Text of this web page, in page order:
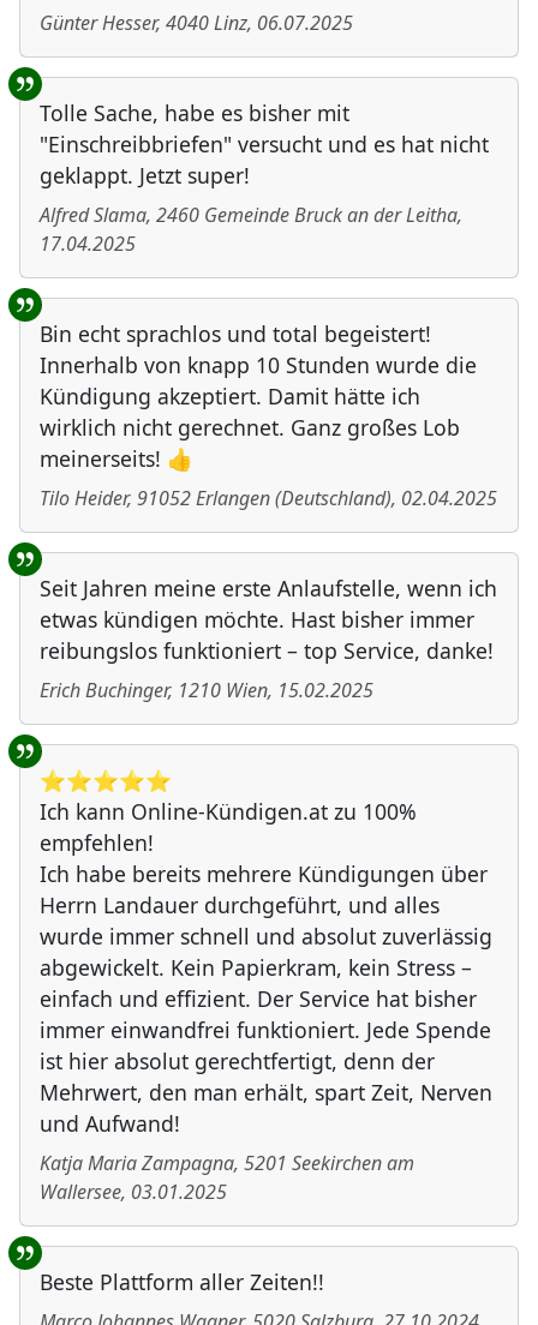
Günter Hesser, 4040Linz, 06.07.2025
Tolle Sache, habe es bisher mit
"Einschreibbriefen" versucht und es hat nicht
geklappt. Jetzt super!
Alfred Slama, 2460 Gemeinde Bruck an der Leitha,
17.04.2025
Bin echt sprachlos und total begeistert!
Innerhalb von knapp 10 Stunden wurde die
Kündigung akzeptiert. Damit hätte ich
wirklich nicht gerechnet. Ganz großes Lob
meinerseits! 👍
Tilo Heider, 91052Erlangen(Deutschland), 02.04.2025
Seit Jahren meine erste Anlaufstelle, wenn ich
etwas kündigen möchte. Hast bisher immer
reibungslos funktioniert – top Service, danke!
Erich Buchinger, 1210 Wien, 15.02.2025
⭐️⭐️⭐️⭐️⭐️
Ich kann Online-Kündigen.at zu 100%
empfehlen!
Ich habe bereits mehrere Kündigungen über
Herrn Landauer durchgeführt, und alles
wurde immer schnell und absolut zuverlässig
abgewickelt. Kein Papierkram, kein Stress –
einfach und effizient. Der Service hat bisher
immer einwandfrei funktioniert. Jede Spende
ist hier absolut gerechtfertigt, denn der
Mehrwert, den man erhält, spart Zeit, Nerven
und Aufwand!
Katja Maria Zampagna, 5201 Seekirchen am
Wallersee, 03.01.2025
Beste Plattform aller Zeiten!!